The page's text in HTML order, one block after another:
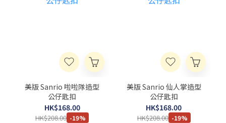
美版 Sanrio 啦啦隊造型
公仔匙扣
HK$168.00
HK$208.00 -19%
美版 Sanrio 仙人掌造型
公仔匙扣
HK$168.00
HK$208.00 -19%